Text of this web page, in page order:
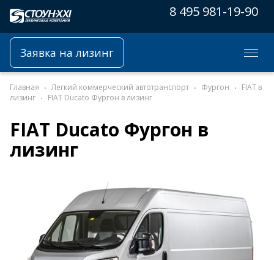
8 495 981-19-90
Заявка на лизинг
Главная Легкий коммерческий автотранспорт Фургон
FIAT в
лизинг
FIAT Ducato Фургон в лизинг
FIAT Ducato Фургон в
лизинг